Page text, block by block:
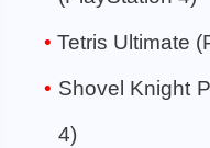
Tetris Ultimate
Shovel Knight
4)